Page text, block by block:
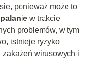
ponieważ może to
w trakcie
problemów, w tym
istnieje ryzyko
wirusowych i